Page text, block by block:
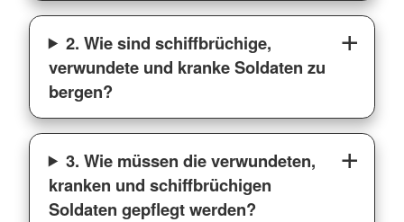
2. Wie sind schiffbrüchige,
verwundete und kranke Soldaten zu
bergen?
3. Wie müssen die verwundeten,
kranken und schiffbrüchigen
Soldaten gepflegt werden?